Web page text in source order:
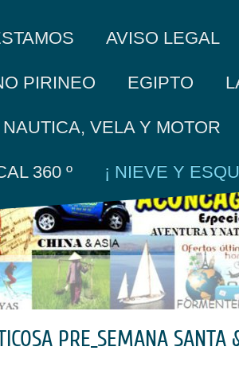
AVISO LEGAL
PIRINEO EGIPTO
NAUTICA, VELA Y MOTOR
360 º ¡ NIEVE Y
PRE_SEMANA